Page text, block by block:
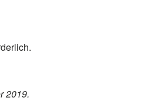
2019.